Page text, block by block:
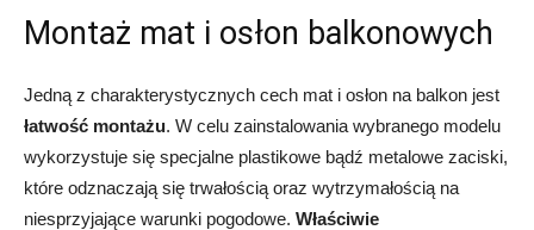
Montaż mat i osłon balkonowych
Jedną z charakterystycznych cech mat i osłon na balkon jest
łatwość montażu. W celu zainstalowania wybranego modelu
wykorzystuje się specjalne plastikowe bądź metalowe zaciski,
które odznaczają się trwałością oraz wytrzymałością na
niesprzyjające warunki pogodowe. Właściwie